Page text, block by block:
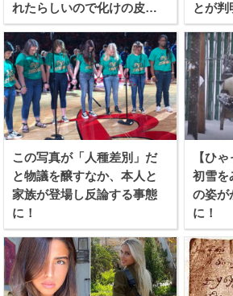
れたらしいので化けの皮を
剥ぐつもりで見てみたぞ！
とが判
この写真が「人種差別」だ
と物議を醸すなか、本人と
家族が登場し反論する事態
に！
【ひ
初雪を
の姿が
に！